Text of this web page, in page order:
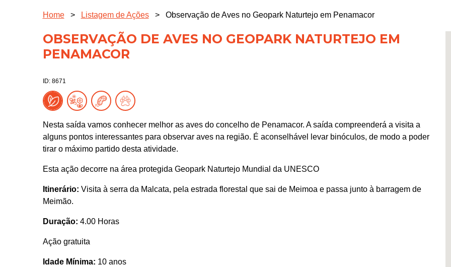
Home > Listagem de Ações > Observação de Aves no Geopark Naturtejo em Penamacor
OBSERVAÇÃO DE AVES NO GEOPARK NATURTEJO EM
PENAMACOR
ID: 8671
Nesta saída vamos conhecer melhor as aves do concelho de Penamacor. A saída compreenderá a visita a
alguns pontos interessantes para observar aves na região. É aconselhável levar binóculos, de modo a poder
tirar o máximo partido desta atividade.
Esta ação decorre na área protegida Geopark Naturtejo Mundial da UNESCO
Itinerário: Visita à serra da Malcata, pela estrada florestal que sai de Meimoa e passa junto à barragem de
Meimão.
Duração: 4.00 Horas
Ação gratuita
Idade Mínima: 10 anos